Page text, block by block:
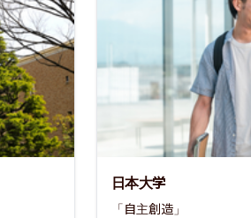
日本大学
「自主創造」